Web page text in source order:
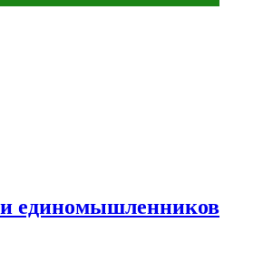
единомышленников